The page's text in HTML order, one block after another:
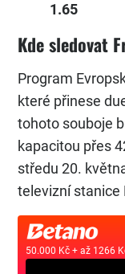
1.65
Kde sledovat
Program
které přinese
tohoto souboje
kapacitou přes
středu 20.
televizní stanice
50.000 Kč + až 1266